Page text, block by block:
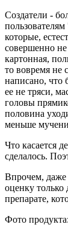
Создатели -
которые,
совершенно
картонная,
то вовремя не
написано, что
ее не тряси,
головы
половина
меньше
Что касается
сделалось.
Впрочем, даже
оценку только
препарате,
Фото продукта: